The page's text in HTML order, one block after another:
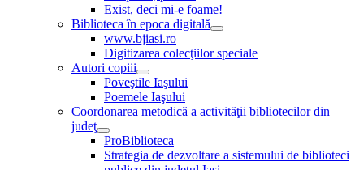
Exist, deci mi-e foame!
Biblioteca în epoca digitală
www.bjiasi.ro
Digitizarea colecţiilor speciale
Autori copiii
Poveştile Iaşului
Poemele Iaşului
Coordonarea metodică a activităţii bibliotecilor din
judeţ
ProBiblioteca
Strategia de dezvoltare a sistemului de biblioteci